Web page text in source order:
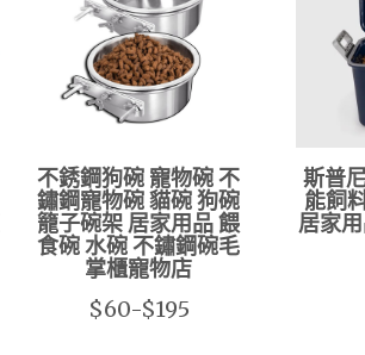
不銹鋼狗碗 寵物碗 不
鏽鋼寵物碗 貓碗 狗碗
籠子碗架 居家用品 餵
食碗 水碗 不鏽鋼碗毛
掌櫃寵物店
$60-$195
斯普
能飼
居家